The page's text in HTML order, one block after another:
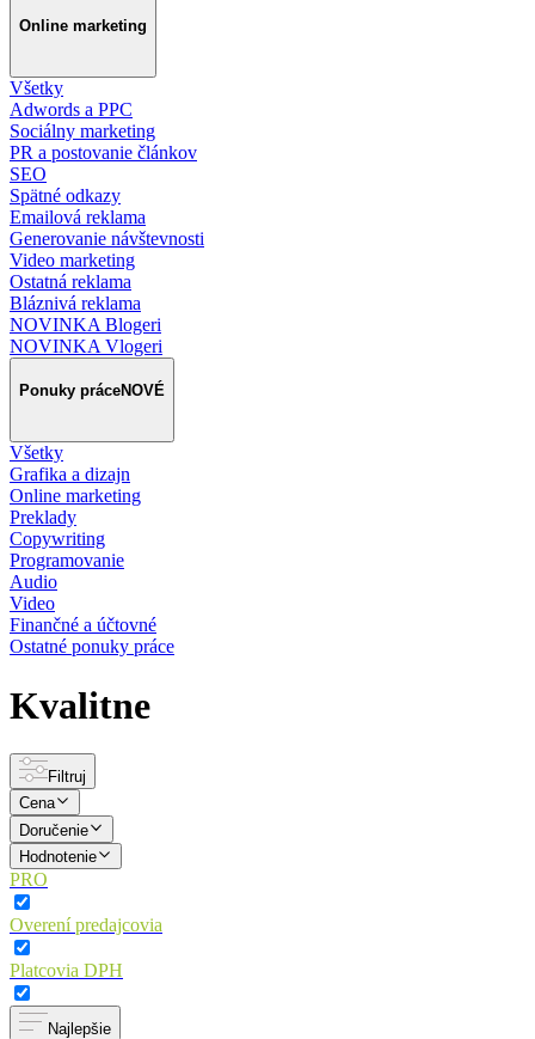
Online marketing
Všetky
Adwords a PPC
Sociálny marketing
PR a postovanie článkov
SEO
Spätné odkazy
Emailová reklama
Generovanie návštevnosti
Video marketing
Ostatná reklama
Bláznivá reklama
NOVINKA Blogeri
NOVINKA Vlogeri
Ponuky práceNOVÉ
Všetky
Grafika a dizajn
Online marketing
Preklady
Copywriting
Programovanie
Audio
Video
Finančné a účtovné
Ostatné ponuky práce
Kvalitne
Filtruj
Cena
Doručenie
Hodnotenie
PRO
Overení predajcovia
Platcovia DPH
Najlepšie